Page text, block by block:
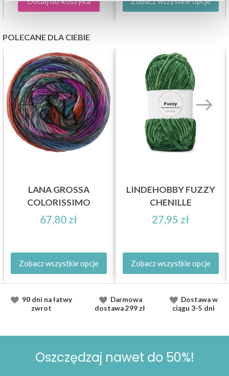
POLECANE DLA CIEBIE
LANA GROSSA
COLORISSIMO
67,80 zł
Zobacz wszystkie opcje
LINDEHOBBY FUZZY
CHENILLE
27,95 zł
Zobacz wszystkie opcje
90 dni na łatwy
zwrot
Darmowa
dostawa299 zł
Dostawaw
ciągu 3-5 dni
Oszczędzaj nawet do 50%!